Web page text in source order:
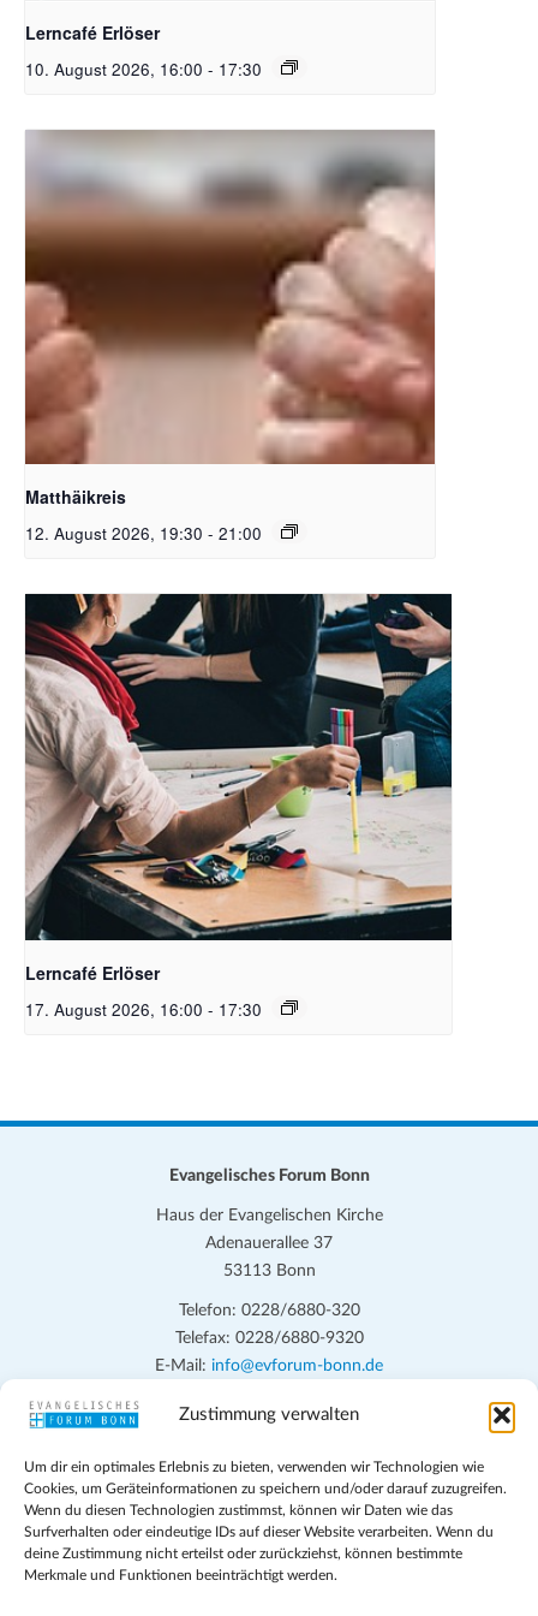
Zustimmung verwalten
Um dir ein optimales Erlebnis zu bieten, verwenden wir Technologien wie
Cookies, um Geräteinformationen zu speichern und/oder darauf zuzugreifen.
Wenn du diesen Technologien zustimmst, können wir Daten wie das
Surfverhalten oder eindeutige IDs auf dieser Website verarbeiten. Wenn du
deine Zustimmung nicht erteilst oder zurückziehst, können bestimmte
Merkmale und Funktionen beeinträchtigt werden.
Lerncafé Erlöser
10. August 2026, 16:00 - 17:30
Bildquelle Pixabay free
Matthäikreis
12. August 2026, 19:30 - 21:00
Bildrechte: stocksnap (c) PixabayFree
Lerncafé Erlöser
17. August 2026, 16:00 - 17:30
Evangelisches Forum Bonn
Haus der Evangelischen Kirche
Adenauerallee 37
53113 Bonn
Telefon: 0228/6880-320
Telefax: 0228/6880-9320
E-Mail: info@evforum-bonn.de
Das Evangelische Forum Bonn will in seinen zentralen
persönlichen, beruflichen, kirchlichen und öffentlichen Lebens
eingehen, zu offener Begegnung und ehrlicher Auseinandersetzung
anregen und mithelfen, aus der Verheißung des Evangeliums heraus
im individuellen und gesellschaftlichen Leben verantwortlich zu
denken, zu reden und zu handeln.